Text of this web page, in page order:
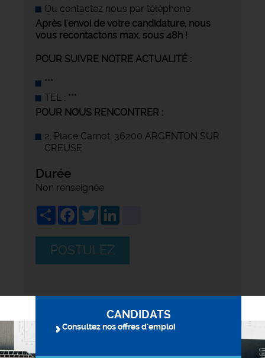
Ou contactez nous par téléphone
Après l'envoi de votre candidature, nous
vous recontactons max. sous 48h !
POUR SUIVRE NOTRE ACTUALITÉ :
***
TEL : ***
POUR NOUS RENCONTRER :
2, Place Carnot, 36200 ARGENTON SUR
CREUSE
Durée
Non renseignée
ShareFacebook
Twitter
POSTULEZ
CANDIDATS
Consultez nos offres d'emploi